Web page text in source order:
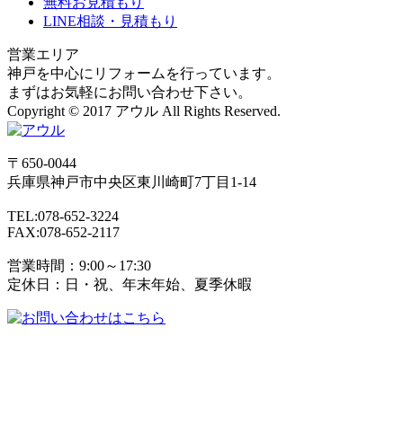
LINE相談・見積もり
営業エリア
神戸を中心にリフォームを行っています。
まずはお気軽にお問い合わせ下さい。
Copyright © 2017 アウル All Rights Reserved.
〒650-0044
兵庫県神戸市中央区東川崎町7丁目1-14
TEL:078-652-3224
FAX:078-652-2117
営業時間：9:00～17:30
定休日：日・祝、年末年始、夏季休暇